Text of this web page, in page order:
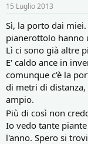
15 Luglio 2013
Sì, la porto dai
pianerottolo hanno
Lì ci sono già altre
E' caldo ance in
comunque c'è la
di metri di
ampio.
Più di così non
Io vedo tante
l'anno. Spero si